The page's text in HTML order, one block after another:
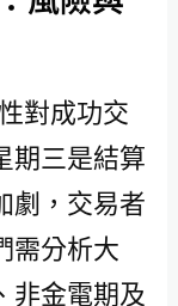
對成功交
期三是結算
劇，交易者
需分析大
非金電期及